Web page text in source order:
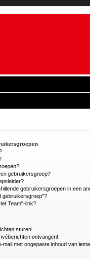
gebruikersgroep?
gebruikersgroepen in een
gebruikersgroep"?
Team"-link?
sturen!
ontvangen!
mail met ongepaste inhoud van